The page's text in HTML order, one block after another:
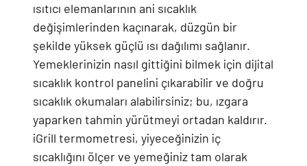
ısıtıcı elemanlarının ani sıcaklık
değişimlerinden kaçınarak, düzgün bir
şekilde yüksek güçlü ısı dağılımı sağlanır.
Yemeklerinizin nasıl gittiğini bilmek için dijital
sıcaklık kontrol panelini çıkarabilir ve doğru
sıcaklık okumaları alabilirsiniz; bu, ızgara
yaparken tahmin yürütmeyi ortadan kaldırır.
iGrill termometresi, yiyeceğinizin iç
sıcaklığını ölçer ve yemeğiniz tam olarak